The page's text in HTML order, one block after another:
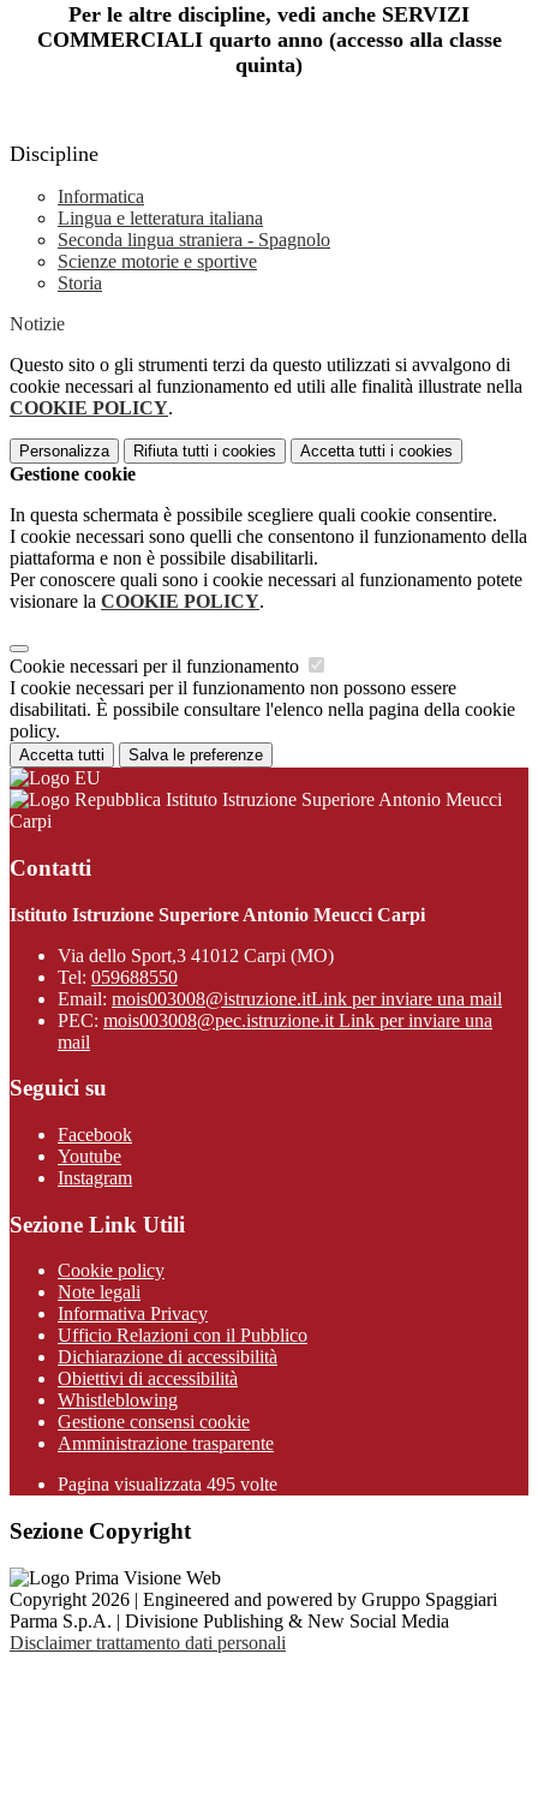
Per le altre discipline, vedi anche SERVIZI
COMMERCIALI quarto anno (accesso alla classe
quinta)
Discipline
Informatica
Lingua e letteratura italiana
Seconda lingua straniera - Spagnolo
Scienze motorie e sportive
Storia
Notizie
Questo sito o gli strumenti terzi da questo utilizzati si avvalgono di
cookie necessari al funzionamento ed utili alle finalità illustrate nella
COOKIE POLICY.
Personalizza Rifiuta tutti i cookies Accetta tutti i cookies
Gestione cookie
In questa schermata è possibile scegliere quali cookie consentire.
I cookie necessari sono quelli che consentono il funzionamento della
piattaforma e non è possibile disabilitarli.
Per conoscere quali sono i cookie necessari al funzionamento potete
visionare la COOKIE POLICY.
Cookie necessari per il funzionamento
I cookie necessari per il funzionamento non possono essere
disabilitati. È possibile consultare l'elenco nella pagina della cookie
policy.
Accetta tutti Salva le preferenze
Istituto Istruzione Superiore Antonio Meucci
Carpi
Contatti
Istituto Istruzione Superiore Antonio Meucci Carpi
Via dello Sport,3 41012 Carpi (MO)
Tel: 059688550
Email: mois003008@istruzione.itLink per inviare una mail
PEC: mois003008@pec.istruzione.it Link per inviare una
mail
Seguici su
Facebook
Youtube
Instagram
Sezione Link Utili
Cookie policy
Note legali
Informativa Privacy
Ufficio Relazioni con il Pubblico
Dichiarazione di accessibilità
Obiettivi di accessibilità
Whistleblowing
Gestione consensi cookie
Amministrazione trasparente
Pagina visualizzata 495 volte
Sezione Copyright
Copyright 2026 | Engineered and powered by Gruppo Spaggiari
Parma S.p.A. | Divisione Publishing & New Social Media
Disclaimer trattamento dati personali